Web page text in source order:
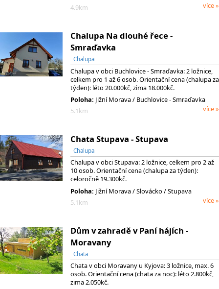
4.9km
více »
Chalupa Na dlouhé řece -
Smraďavka
Chalupa
Chalupa v obci Buchlovice - Smraďavka: 2 ložnice,
celkem pro 1 až 6 osob. Orientační cena (chalupa za
týden): léto 20.000kč, zima 18.000kč.
Poloha: Jižní Morava / Buchlovice - Smraďavka
5.1km
více »
Chata Stupava - Stupava
Chalupa
Chalupa v obci Stupava: 2 ložnice, celkem pro 2 až
10 osob. Orientační cena (chalupa za týden):
celoročně 19.300kč.
Poloha: Jižní Morava/ Slovácko / Stupava
5.1km
více »
Dům v zahradě v Paní hájích -
Moravany
Chata
Chata v obci Moravany u Kyjova: 3 ložnice, max. 6
osob. Orientační cena (chata za noc): léto 2.800kč,
zima 2.050kč.